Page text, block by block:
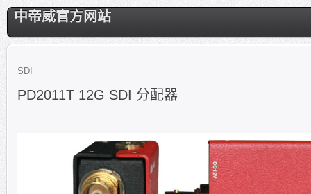
中帝威官方网站
SDI
PD2011T 12G SDI 分配器